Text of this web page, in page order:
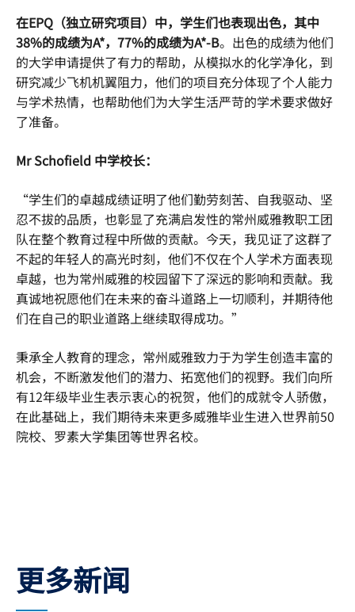
在EPQ（独立研究项目）中，学生们也表现出色，其中
38%的成绩为A*，77%的成绩为A*-B。出色的成绩为他们
的大学申请提供了有力的帮助，从模拟水的化学净化，到
研究减少飞机机翼阻力，他们的项目充分体现了个人能力
与学术热情，也帮助他们为大学生活严苛的学术要求做好
了准备。
Mr Schofield 中学校长：
“学生们的卓越成绩证明了他们勤劳刻苦、自我驱动、坚
忍不拔的品质，也彰显了充满启发性的常州威雅教职工团
队在整个教育过程中所做的贡献。今天，我见证了这群了
不起的年轻人的高光时刻，他们不仅在个人学术方面表现
卓越，也为常州威雅的校园留下了深远的影响和贡献。我
真诚地祝愿他们在未来的奋斗道路上一切顺利，并期待他
们在自己的职业道路上继续取得成功。”
秉承全人教育的理念，常州威雅致力于为学生创造丰富的
机会，不断激发他们的潜力、拓宽他们的视野。我们向所
有12年级毕业生表示衷心的祝贺，他们的成就令人骄傲，
在此基础上，我们期待未来更多威雅毕业生进入世界前50
院校、罗素大学集团等世界名校。
更多新闻